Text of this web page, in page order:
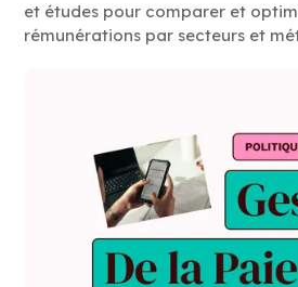
et études pour comparer et
rémunérations par secteurs et